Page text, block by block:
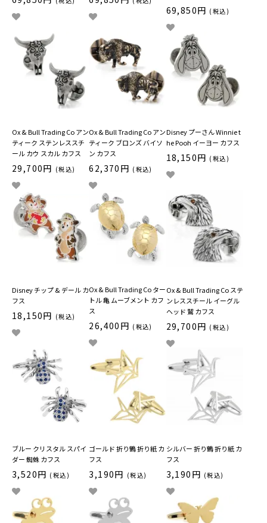
69,850円 (税込)
Ox & Bull Trading Co アン
ティーク ステンレススチ
ール カウ スカル カフス
29,700円 (税込)
Ox & Bull Trading Co アン
ティーク ブロンズ バイソ
ン カフス
62,370円 (税込)
Disney プーさん Winnie t
he Pooh イーヨー カフス
18,150円 (税込)
Disney チップ & デール カ
フス
18,150円 (税込)
Ox & Bull Trading Co ター
トル 亀 ムーブメント カフ
ス
26,400円 (税込)
Ox & Bull Trading Co ステ
ンレススチール イーグル
ヘッド 鷲 カフス
29,700円 (税込)
ブルー クリスタル スパイ
ダー 蜘蛛 カフス
3,520円 (税込)
ゴールド 折り鶴 折り紙 カ
フス
3,190円 (税込)
シルバー 折り鶴 折り紙 カ
フス
3,190円 (税込)